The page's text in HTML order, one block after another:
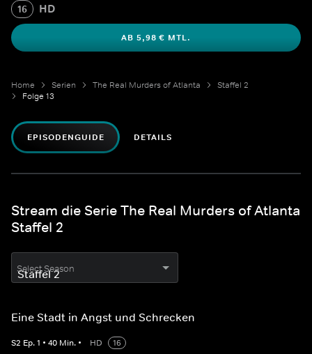
16 HD
AB 5,98 € MTL.
Home Serien The Real Murders of Atlanta
Staffel 2
Folge 13
EPISODENGUIDE DETAILS
Stream die Serie The Real Murders of Atlanta
Staffel 2
Select Season
Eine Stadt in Angst und Schrecken
S2 Ep.1 • 40 Min. • HD
16